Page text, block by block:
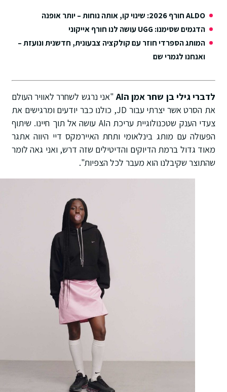
ALDO חורף 2026: שינוי קו, אותה נוחות – יותר אופנה
הדגמים שסימנו: UGG עושה לנו חורף אייקוני
המותג הספרדי חוזר עם קולקציה צבעונית, חדשנית ונועזת –
ואנחנו לגמרי שם
לדברי גילי בן שחר אמן הAI
"אני נרגש לשחרר לאוויר העולם
את הסרט אשר יצרתי עבור JD, כולנו כבר יודעים ומרגישים את
צעדי הענק שטכנולוגיית עריכת הAI עושה אל תוך חיינו. שיתוף
הפעולה עם מותג בינלאומי ותחת האיירמקס דיי היווה אתגר
מאוד גדול ברמת הדיוקים והדיטילים שזה דרש, ואני גאה לומר
שהתוצר שקיבלנו הוא מעבר לכל הצפיות".